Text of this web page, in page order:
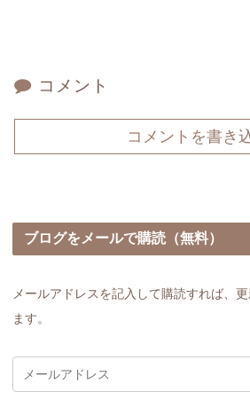
コメント
コメントを書き
ブログをメールで購読（無料）
メールアドレスを記入して購読すれば、
ます。